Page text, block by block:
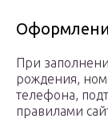
При
рождения,
телефона,
правилами